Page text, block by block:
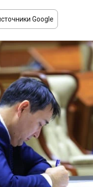
Google